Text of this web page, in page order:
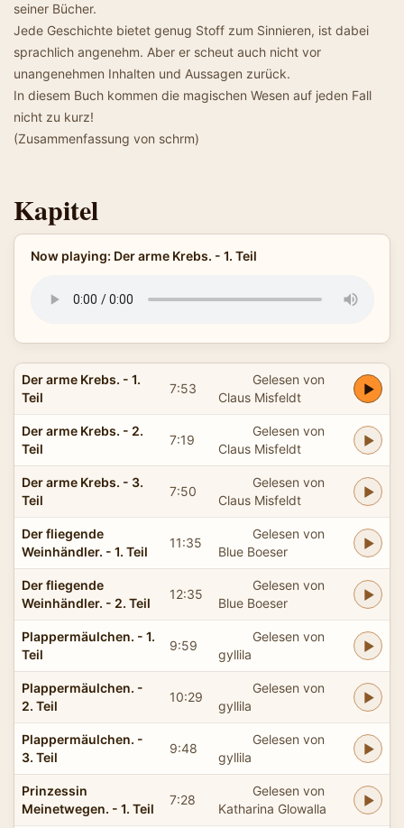
seiner Bücher.
Jede Geschichte bietet genug Stoff zum Sinnieren, ist dabei
sprachlich angenehm. Aber er scheut auch nicht vor
unangenehmen Inhalten und Aussagen zurück.
In diesem Buch kommen die magischen Wesen auf jeden Fall
nicht zu kurz!
(Zusammenfassung von schrm)
Kapitel
Now playing: Der arme Krebs. - 1. Teil
Der arme Krebs. - 1.
Teil
7:53
Gelesen von
Claus Misfeldt
Der arme Krebs. - 2.
Teil
7:19
Gelesen von
Claus Misfeldt
Der arme Krebs. - 3.
Teil
7:50
Gelesen von
Claus Misfeldt
Der fliegende
Weinhändler. - 1. Teil
11:35
Gelesen von
Blue Boeser
Der fliegende
Weinhändler. - 2. Teil
12:35
Gelesen von
Blue Boeser
Plappermäulchen. - 1.
Teil
9:59
Gelesen von
gyllila
Plappermäulchen. -
2. Teil
10:29
Gelesen von
gyllila
Plappermäulchen. -
3. Teil
9:48
Gelesen von
gyllila
Prinzessin
Meinetwegen. - 1. Teil
7:28
Gelesen von
Katharina Glowalla